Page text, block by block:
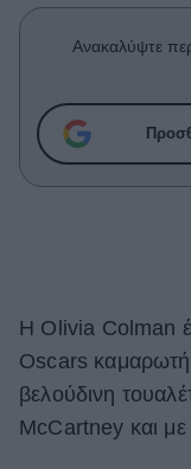
Celebrities
True Stories
Ask the Guru
Success Stories
Living
Deco
Cooking
Ανακαλύψτε
Η Olivia Colman
Oscars
βελούδινη
McCartney και με